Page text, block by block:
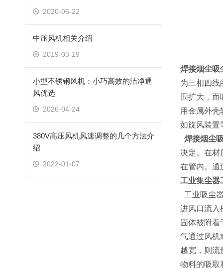
2020-06-22
中压风机相关介绍
2019-03-19
小型不锈钢风机：小巧高效的洁净通
风优选
2026-04-24
380V高压风机风速调整的几个方法介
绍
2022-01-07
焊接烟尘吸
为三相四线
围扩大，
用金属外
如旋风装置
焊接烟尘
决定。在材
在管内。通
工业集尘器
工业吸尘
进风口流入
固体被附
气通过风机
越宽，则流
物料的吸取